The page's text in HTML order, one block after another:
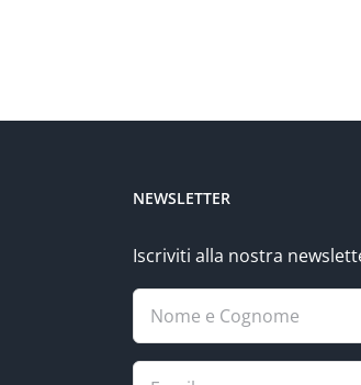
NEWSLETTER
Iscriviti alla nostra